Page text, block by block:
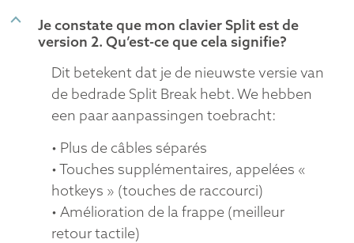
B
Je constate que mon clavier Split est de
version 2. Qu’est-ce que cela signifie?
Dit betekent dat je de nieuwste versie van
de bedrade Split Break hebt. We hebben
een paar aanpassingen toebracht:
• Plus de câbles séparés
• Touches supplémentaires, appelées «
hotkeys » (touches de raccourci)
• Amélioration de la frappe (meilleur
retour tactile)